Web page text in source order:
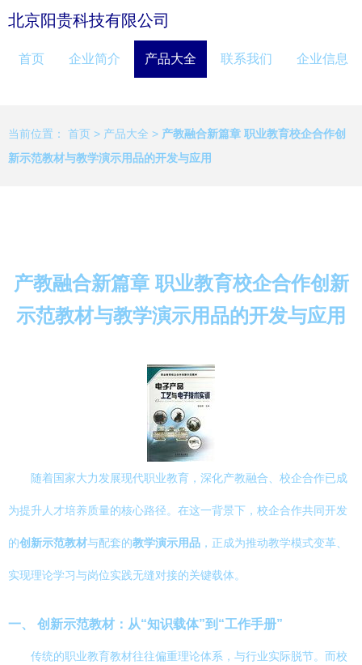
北京阳贵科技有限公司
首页 企业简介 产品大全 联系我们 企业信息
当前位置： 首页 > 产品大全 > 产教融合新篇章 职业教育校企合作创
新示范教材与教学演示用品的开发与应用
产教融合新篇章 职业教育校企合作创新
示范教材与教学演示用品的开发与应用
随着国家大力发展现代职业教育，深化产教融合、校企合作已成
为提升人才培养质量的核心路径。在这一背景下，校企合作共同开发
的创新示范教材与配套的教学演示用品 ，正成为推动教学模式变革、
实现理论学习与岗位实践无缝对接的关键载体。
一、 创新示范教材：从“知识载体”到“工作手册”
传统的职业教育教材往往偏重理论体系，与行业实际脱节。而校